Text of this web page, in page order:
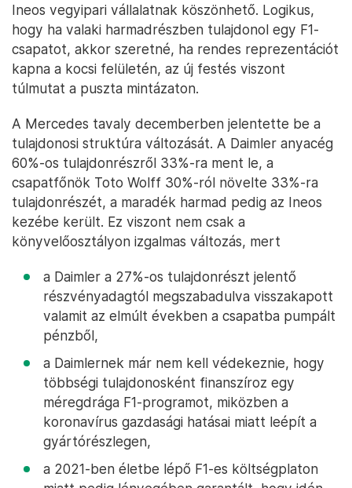
Ineos vegyipari vállalatnak köszönhető. Logikus,
hogy ha valaki harmadrészben tulajdonol egy F1-
csapatot, akkor szeretné, ha rendes reprezentációt
kapna a kocsi felületén, az új festés viszont
túlmutat a puszta mintázaton.
A Mercedes tavaly decemberben jelentette be a
tulajdonosi struktúra változását. A Daimler anyacég
60%-os tulajdonrészről 33%-ra ment le, a
csapatfőnök Toto Wolff 30%-ról növelte 33%-ra
tulajdonrészét, a maradék harmad pedig az Ineos
kezébe került. Ez viszont nem csak a
könyvelőosztályon izgalmas változás, mert
a Daimler a 27%-os tulajdonrészt jelentő
részvényadagtól megszabadulva visszakapott
valamit az elmúlt években a csapatba pumpált
pénzből,
a Daimlernek már nem kell védekeznie, hogy
többségi tulajdonosként finanszíroz egy
méregdrága F1-programot, miközben a
koronavírus gazdasági hatásai miatt leépít a
gyártórészlegen,
a 2021-ben életbe lépő F1-es költségplaton